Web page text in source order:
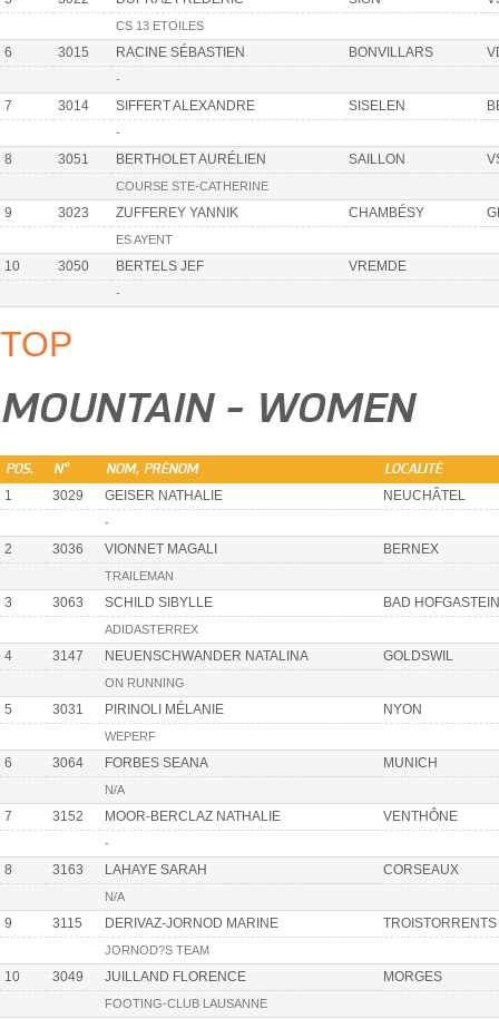
CS 13 ETOILES
6 3015 RACINE SÉBASTIEN BONVILLARS
-
7 3014 SIFFERT ALEXANDRE SISELEN
-
8 3051 BERTHOLET AURÉLIEN SAILLON
COURSE STE-CATHERINE
9 3023 ZUFFEREY YANNIK CHAMBÉSY
ES AYENT
10 3050 BERTELS JEF VREMDE
-
TOP
MOUNTAIN - WOMEN
POS. N° NOM, PRÉNOM LOCALITÉ
1 3029 GEISER NATHALIE NEUCHÂTEL
-
2 3036 VIONNET MAGALI BERNEX
TRAILEMAN
3 3063 SCHILD SIBYLLE BAD HOFGASTEIN
ADIDASTERREX
4 3147 NEUENSCHWANDER NATALINA GOLDSWIL
ON RUNNING
5 3031 PIRINOLI MÉLANIE NYON
WEPERF
6 3064 FORBES SEANA MUNICH
N/A
7 3152 MOOR-BERCLAZ NATHALIE VENTHÔNE
-
8 3163 LAHAYE SARAH CORSEAUX
N/A
9 3115 DERIVAZ-JORNOD MARINE TROISTORRENTS
JORNOD?S TEAM
10 3049 JUILLAND FLORENCE MORGES
FOOTING-CLUB LAUSANNE